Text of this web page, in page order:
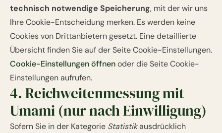
technisch notwendige Speicherung, mit der wir uns
Ihre Cookie-Entscheidung merken. Es werden keine
Cookies von Drittanbietern gesetzt. Eine detaillierte
Übersicht finden Sie auf der SeiteCookie-Einstellungen.
Cookie-Einstellungen öffnenoder die SeiteCookie-
Einstellungenaufrufen.
4. Reichweitenmessung mit
Umami (nur nach Einwilligung)
Sofern Sie in der Kategorie Statistikausdrücklich